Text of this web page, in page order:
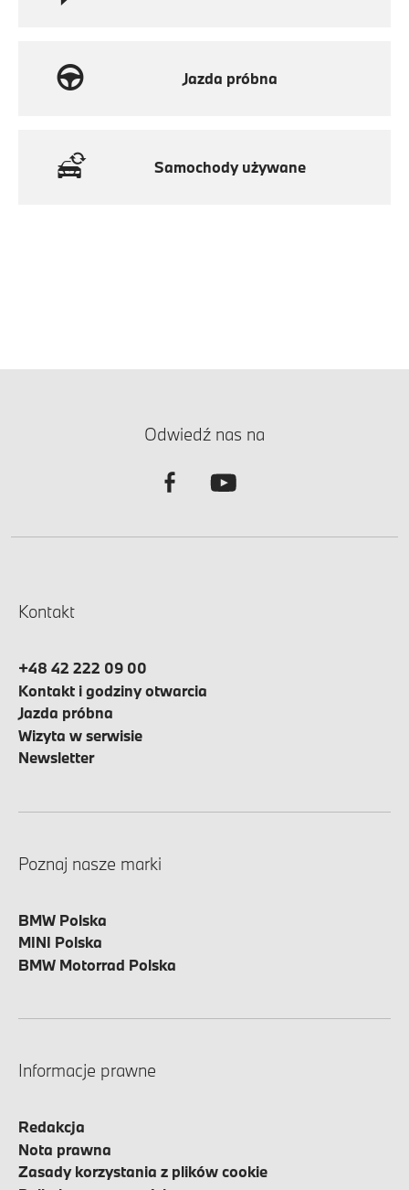
Jazda próbna
Samochody używane
Odwiedź nas na
Kontakt
+48 42 222 09 00
Kontakt i godziny otwarcia
Jazda próbna
Wizyta w serwisie
Newsletter
Poznaj nasze marki
BMW Polska
MINI Polska
BMW Motorrad Polska
Informacje prawne
Redakcja
Nota prawna
Zasady korzystania z plików cookie